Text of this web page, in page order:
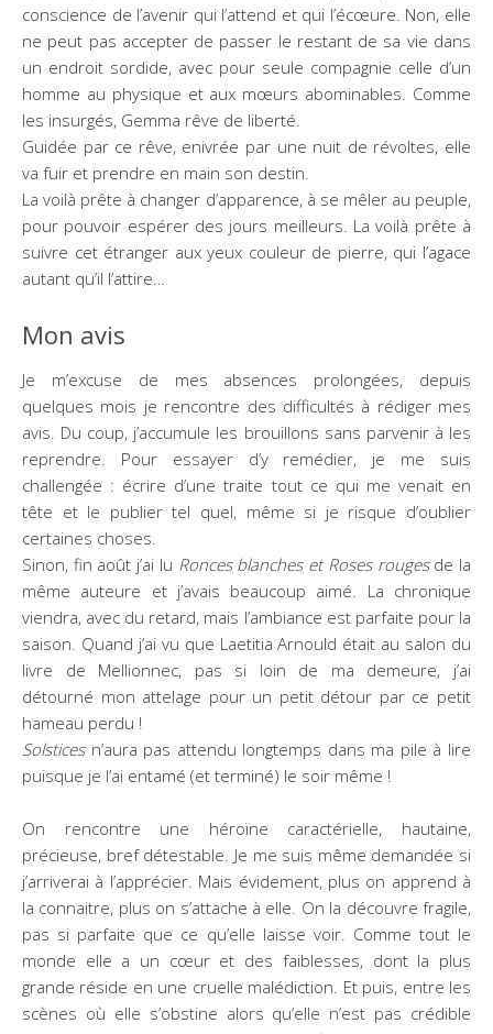
conscience de l’avenir qui l’attend et qui l’écœure. Non, elle
ne peut pas accepter de passer le restant de sa vie dans
un endroit sordide, avec pour seule compagnie celle d’un
homme au physique et aux mœurs abominables. Comme
les insurgés, Gemma rêve de liberté.
Guidée par ce rêve, enivrée par une nuit de révoltes, elle
va fuir et prendre en main son destin.
La voilà prête à changer d’apparence, à se mêler au peuple,
pour pouvoir espérer des jours meilleurs. La voilà prête à
suivre cet étranger aux yeux couleur de pierre, qui l’agace
autant qu’il l’attire…
Mon avis
Je m’excuse de mes absences prolongées, depuis
quelques mois je rencontre des difficultés à rédiger mes
avis. Du coup, j’accumule les brouillons sans parvenir à les
reprendre. Pour essayer d’y remédier, je me suis
challengée : écrire d’une traite tout ce qui me venait en
tête et le publier tel quel, même si je risque d’oublier
certaines choses.
Sinon, fin août j’ai lu Ronces blanches et Roses rougesde la
même auteure et j’avais beaucoup aimé. La chronique
viendra, avec du retard, mais l’ambiance est parfaite pour la
saison. Quand j’ai vu que Laetitia Arnould était au salon du
livre de Mellionnec, pas si loin de ma demeure, j’ai
détourné mon attelage pour un petit détour par ce petit
hameau perdu !
Solsticesn’aura pas attendu longtemps dans ma pile à lire
puisque je l’ai entamé (et terminé) le soir même !
On rencontre une héroïne caractérielle, hautaine,
précieuse, bref détestable. Je me suis même demandée si
j’arriverai à l’apprécier. Mais évidement, plus on apprend à
la connaitre, plus on s’attache à elle. On la découvre fragile,
pas si parfaite que ce qu’elle laisse voir. Comme tout le
monde elle a un cœur et des faiblesses, dont la plus
grande réside en une cruelle malédiction. Et puis, entre les
scènes où elle s’obstine alors qu’elle n’est pas crédible